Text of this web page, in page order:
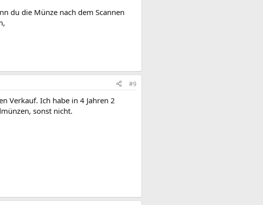
du die Münze nach dem Scannen
#9
Verkauf. Ich habe in 4 Jahren 2
sonst nicht.